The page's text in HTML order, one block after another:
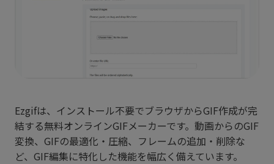
Ezgifは、インストール不要でブラウザからGIF作成が完
結する無料オンラインGIFメーカーです。動画からのGIF
変換、GIFの最適化・圧縮、フレームの追加・削除な
ど、GIF編集に特化した機能を幅広く備えています。